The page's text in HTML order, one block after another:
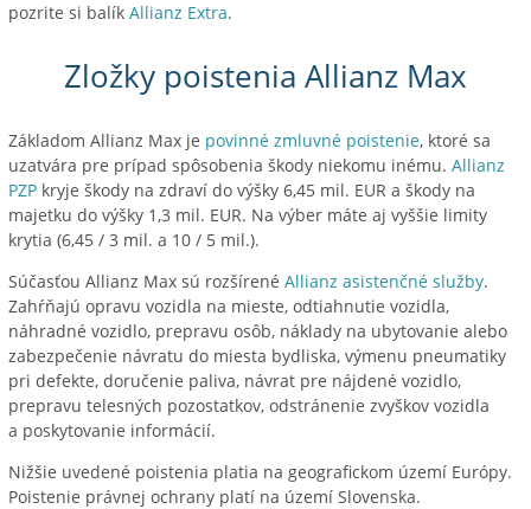
pozrite si balík Allianz Extra.
Zložky poistenia Allianz Max
Základom Allianz Max je povinné zmluvné poistenie, ktoré sa
uzatvára pre prípad spôsobenia škody niekomu inému. Allianz
PZP kryje škody na zdraví do výšky 6,45 mil. EUR a škody na
majetku do výšky 1,3 mil. EUR. Na výber máte aj vyššie limity
krytia (6,45 / 3 mil. a 10 / 5 mil.).
Súčasťou Allianz Max sú rozšírené Allianz asistenčné služby.
Zahŕňajú opravu vozidla na mieste, odtiahnutie vozidla,
náhradné vozidlo, prepravu osôb, náklady na ubytovanie alebo
zabezpečenie návratu do miesta bydliska, výmenu pneumatiky
pri defekte, doručenie paliva, návrat pre nájdené vozidlo,
prepravu telesných pozostatkov, odstránenie zvyškov vozidla
a poskytovanie informácií.
Nižšie uvedené poistenia platia na geografickom území Európy.
Poistenie právnej ochrany platí na území Slovenska.